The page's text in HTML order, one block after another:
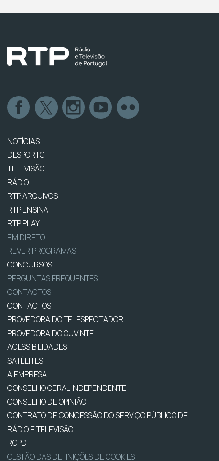
NOTÍCIAS
DESPORTO
TELEVISÃO
RÁDIO
RTP ARQUIVOS
RTP ENSINA
RTP PLAY
EM DIRETO
REVER PROGRAMAS
CONCURSOS
PERGUNTAS FREQUENTES
CONTACTOS
CONTACTOS
PROVEDORA DO TELESPECTADOR
PROVEDORA DO OUVINTE
ACESSIBILIDADES
SATÉLITES
A EMPRESA
CONSELHO GERAL INDEPENDENTE
CONSELHO DE OPINIÃO
CONTRATO DE CONCESSÃO DO SERVIÇO PÚBLICO DE
RÁDIO E TELEVISÃO
RGPD
GESTÃO DAS DEFINIÇÕES DE COOKIES